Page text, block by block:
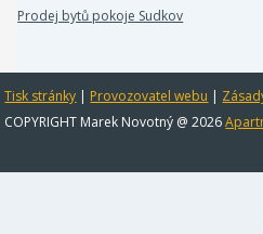
Prodej bytů pokoje Sudkov
Tisk stránky | Provozovatel webu |
COPYRIGHT Marek Novotný @ 2026